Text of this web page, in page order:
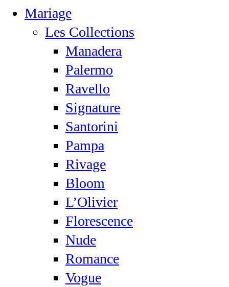
Mariage
Les Collections
Manadera
Palermo
Ravello
Signature
Santorini
Pampa
Rivage
Bloom
L’Olivier
Florescence
Nude
Romance
Vogue